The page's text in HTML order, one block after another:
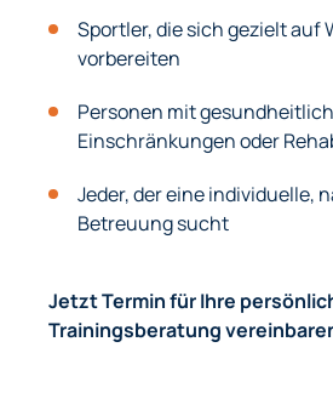
Sportler, die sich gezielt auf
vorbereiten
Personen mit
Einschränkungen oder
Jeder, der eine individuelle,
Betreuung sucht
Jetzt Termin für Ihre
Trainingsberatung